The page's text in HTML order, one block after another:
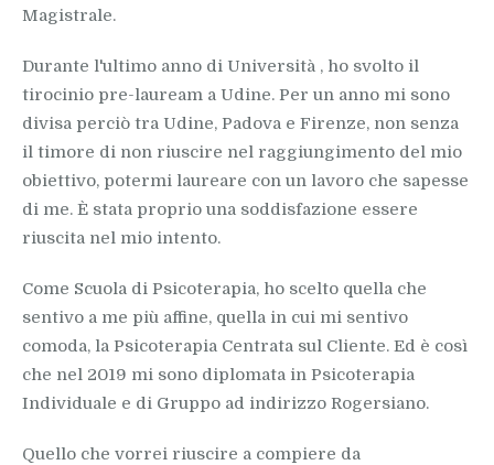
Magistrale.
Durante l'ultimo anno di Università , ho svolto il
tirocinio pre-lauream a Udine. Per un anno mi sono
divisa perciò tra Udine, Padova e Firenze, non senza
il timore di non riuscire nel raggiungimento del mio
obiettivo, potermi laureare con un lavoro che sapesse
di me. È stata proprio una soddisfazione essere
riuscita nel mio intento.
Come Scuola di Psicoterapia, ho scelto quella che
sentivo a me più affine, quella in cui mi sentivo
comoda, la Psicoterapia Centrata sul Cliente. Ed è così
che nel 2019 mi sono diplomata in Psicoterapia
Individuale e di Gruppo ad indirizzo Rogersiano.
Quello che vorrei riuscire a compiere da